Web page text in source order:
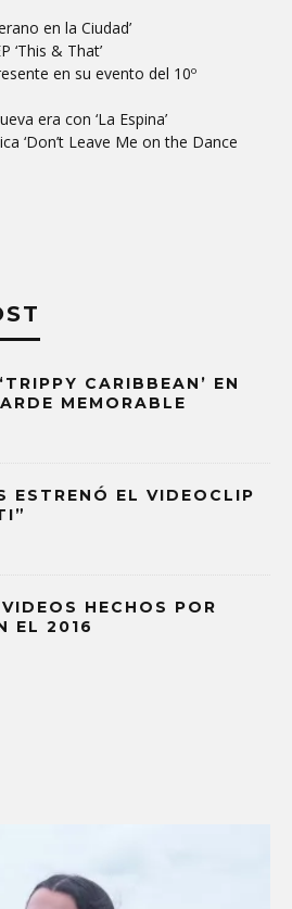
en la Ciudad’
‘This & That’
en su evento del 10º
era con ‘La Espina’
‘Don’t Leave Me on the Dance
CARIBBEAN’ EN
MEMORABLE
ESTRENÓ EL VIDEOCLIP
HECHOS POR
EL 2016